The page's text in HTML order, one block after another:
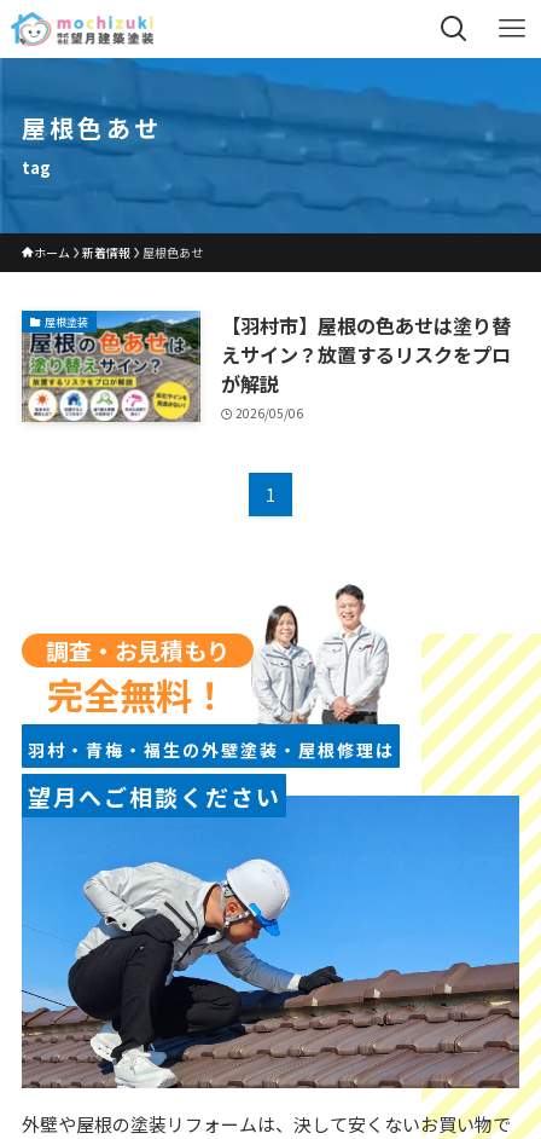
屋根色あせ
tag
ホーム 新着情報 屋根色あせ
屋根塗装
【羽村市】屋根の色あせは塗り替
えサイン？放置するリスクをプロ
が解説
2026/05/06
1
調査・お見積もり
完全無料！
羽村・青梅・福生の外壁塗装・屋根修理は
望月へご相談ください
外壁や屋根の塗装リフォームは、決して安くないお買い物で